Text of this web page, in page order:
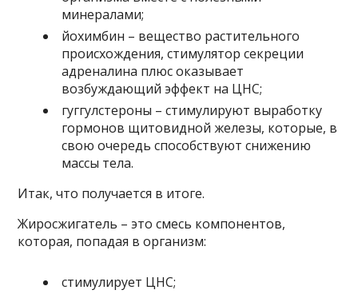
минералами;
йохимбин – вещество растительного
происхождения, стимулятор секреции
адреналина плюс оказывает
возбуждающий эффект на ЦНС;
гуггулстероны – стимулируют выработку
гормонов щитовидной железы, которые, в
свою очередь способствуют снижению
массы тела.
Итак, что получается в итоге.
Жиросжигатель – это смесь компонентов,
которая, попадая в организм:
стимулирует ЦНС;